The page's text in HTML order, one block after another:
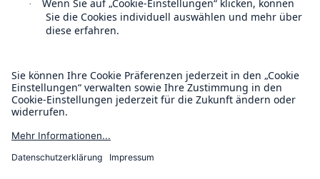
Datenschutz
Rechtliche Hinweise
Sitemap
Impressum